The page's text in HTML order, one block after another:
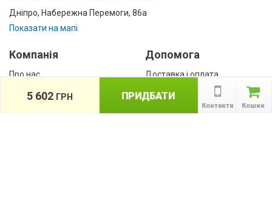
Дніпро, Набережна Перемоги, 86а
Показати на мапі
Компанія
Про нас
Допомога
Доставка і оплата
Кошик
Контакти
ПРИДБАТИ
5 602 ГРН